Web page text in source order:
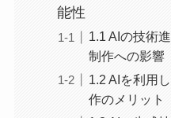
能性
1.1 AIの技術
制作への影響
1.2 AIを利用
作のメリット